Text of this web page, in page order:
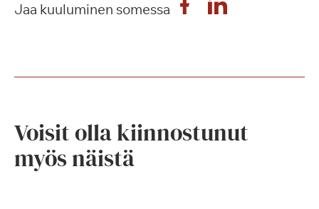
Jaa kuuluminen somessa
Voisit olla kiinnostunut
myös näistä